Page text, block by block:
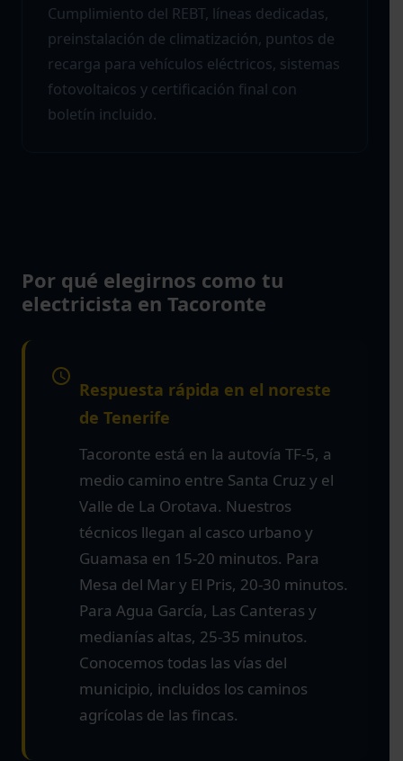
Cumplimiento del REBT, líneas dedicadas,
preinstalación de climatización, puntos de
recarga para vehículos eléctricos, sistemas
fotovoltaicos y certificación final con
boletín incluido.
Por qué elegirnos como tu
electricista en Tacoronte
Respuesta rápida en el noreste
de Tenerife
Tacoronte está en la autovía TF-5, a
medio camino entre Santa Cruz y el
Valle de La Orotava. Nuestros
técnicos llegan al casco urbano y
Guamasa en 15-20 minutos. Para
Mesa del Mar y El Pris, 20-30 minutos.
Para Agua García, Las Canteras y
medianías altas, 25-35 minutos.
Conocemos todas las vías del
municipio, incluidos los caminos
agrícolas de las fincas.